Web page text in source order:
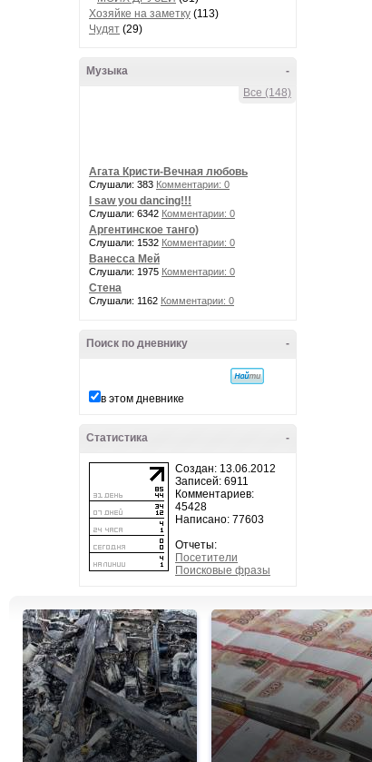
Хозяйке на заметку (113)
Чудят (29)
-
Музыка
Все (148)
Агата Кристи-Вечная любовь
Слушали: 383 Комментарии: 0
I saw you dancing!!!
Слушали: 6342 Комментарии: 0
Аргентинское танго)
Слушали: 1532 Комментарии: 0
Ванесса Мей
Слушали: 1975 Комментарии: 0
Стена
Слушали: 1162 Комментарии: 0
-
Поиск по дневнику
в этом дневнике
-
Статистика
Создан: 13.06.2012
Записей: 6911
Комментариев:
45428
Написано: 77603
Отчеты:
Посетители
Поисковые фразы